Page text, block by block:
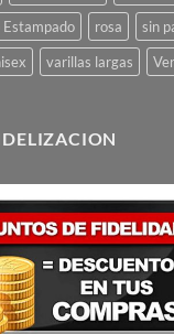
Estampado rosa sin
varillas largas